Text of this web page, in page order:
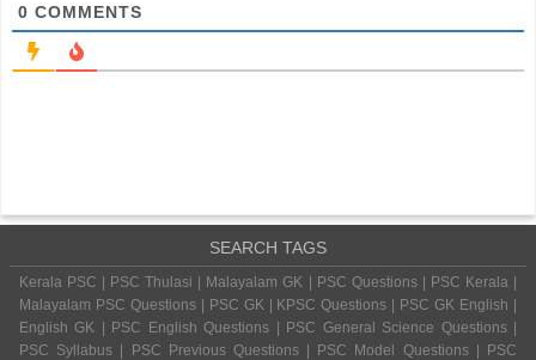
0 COMMENTS
SEARCH TAGS
Kerala PSC | PSC Thulasi | Malayalam GK | PSC Questions | PSC Kerala |
Malayalam PSC Questions | PSC GK | KPSC Questions | PSC GK English |
English GK | PSC English Questions | PSC General Science Questions |
PSC Syllabus | PSC Previous Questions | PSC Model Questions | PSC